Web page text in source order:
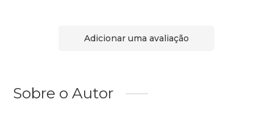
Adicionar uma avaliação
Sobre o Autor